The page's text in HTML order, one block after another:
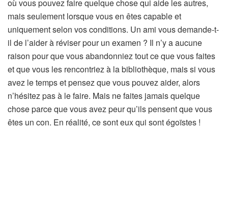
où vous pouvez faire quelque chose qui aide les autres,
mais seulement lorsque vous en êtes capable et
uniquement selon vos conditions. Un ami vous demande-t-
il de l’aider à réviser pour un examen ? Il n’y a aucune
raison pour que vous abandonniez tout ce que vous faites
et que vous les rencontriez à la bibliothèque, mais si vous
avez le temps et pensez que vous pouvez aider, alors
n’hésitez pas à le faire. Mais ne faites jamais quelque
chose parce que vous avez peur qu’ils pensent que vous
êtes un con. En réalité, ce sont eux qui sont égoïstes !